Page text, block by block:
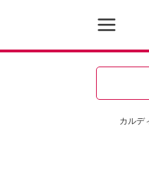
カルデ